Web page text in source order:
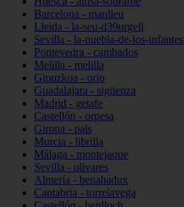
Barcelona - manlleu
Lleida - la-seu-d39urgell
Sevilla - la-puebla-de-los-infantes
Pontevedra - cambados
Melilla - melilla
Gipuzkoa - orio
Guadalajara - sigüenza
Madrid - getafe
Castellón - orpesa
Girona - pals
Murcia - librilla
Málaga - montejaque
Sevilla - olivares
Almería - benahadux
Cantabria - torrelavega